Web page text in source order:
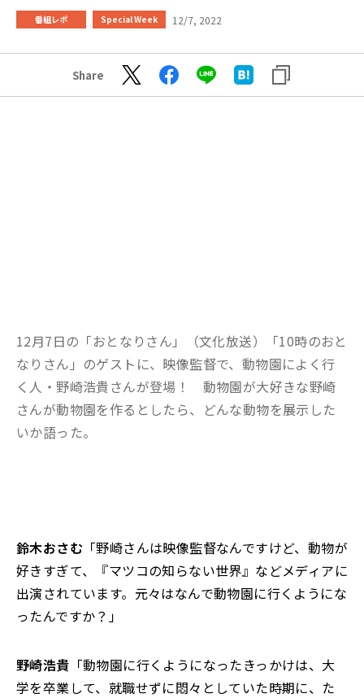
番組レポ Special Week 12/7, 2022
Share
12月7日の「おとなりさん」（文化放送）「10時のおと
なりさん」のゲストに、映像監督で、動物園によく行
く人・野崎浩貴さんが登場！ 動物園が大好きな野崎
さんが動物園を作るとしたら、どんな動物を展示した
いか語った。
鈴木おさむ 「野崎さんは映像監督なんですけど、動物が
好きすぎて、『マツコの知らない世界』などメディアに
出演されています。元々はなんで動物園に行くようにな
ったんですか？」
野崎浩貴 「動物園に行くようになったきっかけは、大
学を卒業して、就職せずに悶々としていた時期に、た